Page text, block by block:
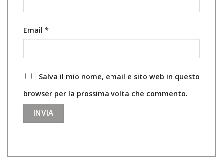
Email *
Salva il mio nome, email e sito web in questo
browser per la prossima volta che commento.